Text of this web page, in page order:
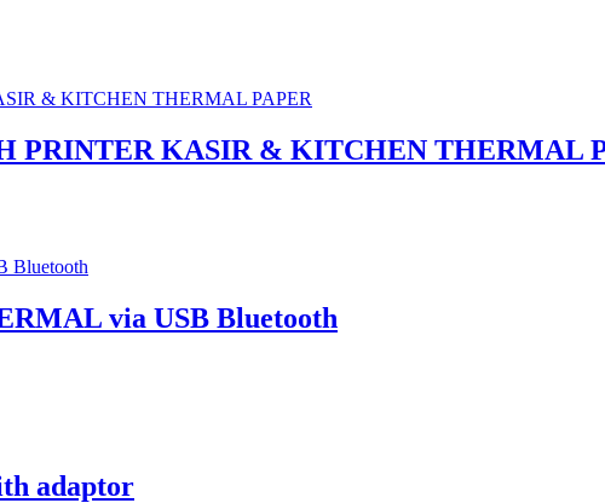
PRINTER KASIR & KITCHEN THERMAL
via USB Bluetooth
adaptor